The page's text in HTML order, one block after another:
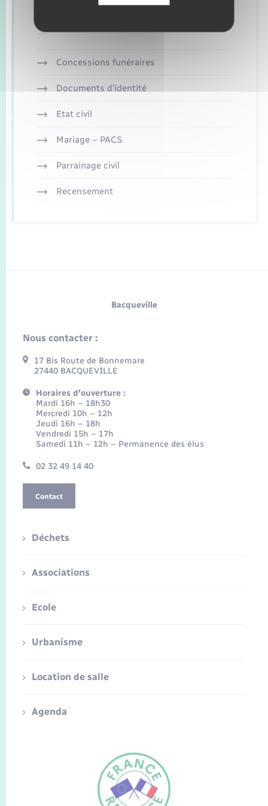
Concessions funéraires
Documents d’identité
Etat civil
Mariage – PACS
Parrainage civil
Recensement
Bacqueville
Nous contacter :
17 Bis Route de Bonnemare
27440 BACQUEVILLE
Horaires d'ouverture :
Mardi 16h – 18h30
Mercredi 10h – 12h
Jeudi 16h – 18h
Vendredi 15h – 17h
Samedi 11h – 12h – Permanence des élus
02 32 49 14 40
Contact
Déchets
Associations
Ecole
Urbanisme
Location de salle
Agenda